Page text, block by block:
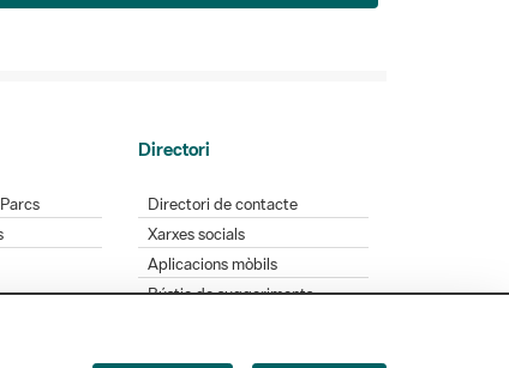
Directori
Directori de contacte
Xarxes socials
Aplicacions mòbils
Bústia de suggeriments